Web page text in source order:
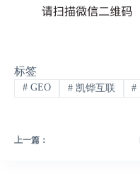
标签
#GEO #凯铧互联 #
上一篇：